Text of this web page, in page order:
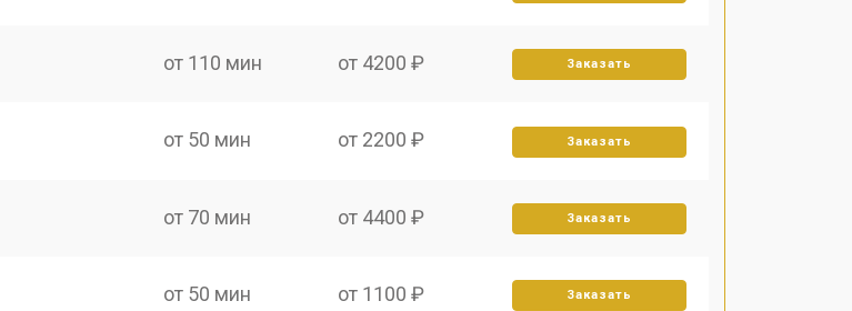
от 110 мин от 4200 ₽ Заказать
от 50 мин от 2200 ₽ Заказать
от 70 мин от 4400 ₽ Заказать
от 50 мин от 1100 ₽ Заказать